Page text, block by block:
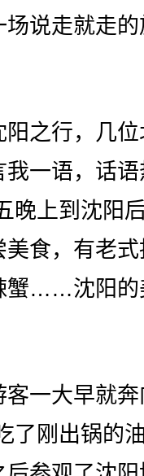
说走就走的
之行，几位
一语，话
晚上到沈阳
食，有老
蟹……沈阳的
一大早就奔
了刚出锅的